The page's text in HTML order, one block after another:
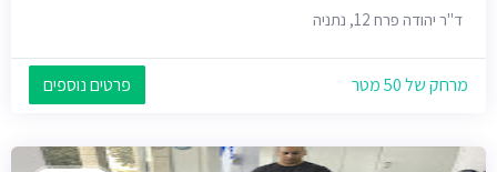
ד"ר יהודה פרח 12, נתניה
מרחק של 50 מטר פרטים נוספים